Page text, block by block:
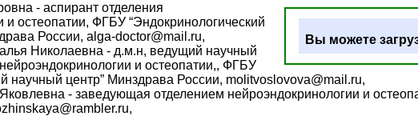
Вы можете
- аспирант отделения
и остеопатии, ФГБУ “Эндокринологический
России, alga-doctor@mail.ru,
Николаевна - д.м.н, ведущий научный
и остеопатии,, ФГБУ
научный центр” Минздрава России, molitvoslovova@mail.ru,
- заведующая отделением нейроэндокринологии и